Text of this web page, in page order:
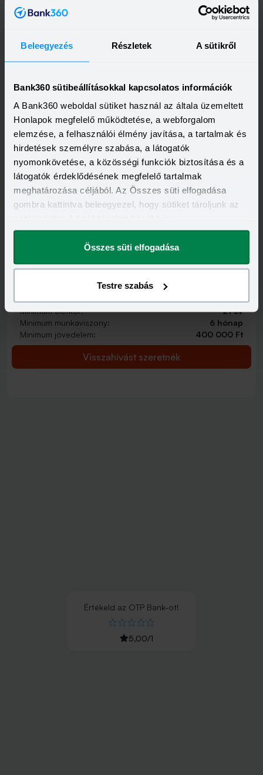
Beleegyezés Részletek A sütikről
Bank360 sütibeállításokkal kapcsolatos információk
A Bank360 weboldal sütiket használ az általa üzemeltett
Honlapok megfelelő működtetése, a webforgalom
elemzése, a felhasználói élmény javítása, a tartalmak és
hirdetések személyre szabása, a látogatók
nyomonkövetése, a közösségi funkciók biztosítása és a
látogatók érdeklődésének megfelelő tartalmak
meghatározása céljából. Az Összes süti elfogadása
gombra kattintva beleegyezel, hogy sütiket tároljunk az
megváltoztathatod.
Összes süti elfogadása
Testre szabás
500 000 - 15 000 000 Ft
13,20 - 21,10% 10,99 - 18,49%
KEDVEZMÉNY FELTÉTELEI
Minimum életkor:
21 év
Minimum munkaviszony:
Minimum jövedelem:
Visszahívást szeretnék
OTP Otthon Személyi Kölcsön
2 000 000 - 15 000 000 Ft
12,70 - 14,99% 9,99 - 13,49%
Minimum életkor:
21 év
Minimum munkaviszony:
6 hónap
Minimum jövedelem:
400 000 Ft
Visszahívást szeretnék
Értékeld az OTP Bank-ot!
5,00/1